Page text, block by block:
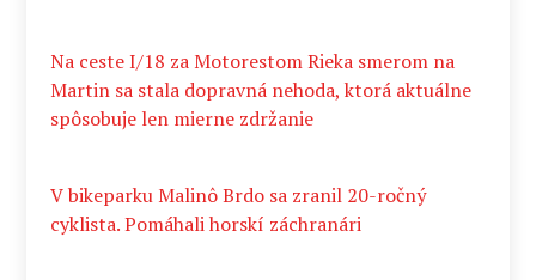
Na ceste I/18 za Motorestom Rieka smerom na
Martin sa stala dopravná nehoda, ktorá aktuálne
spôsobuje len mierne zdržanie
V bikeparku Malinô Brdo sa zranil 20-ročný
cyklista. Pomáhali horskí záchranári